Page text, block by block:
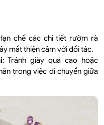
chế các chi tiết rườm rà
mất thiện cảm với đối tác.
: Tránh giày quá cao hoặc
trong việc di chuyển giữa